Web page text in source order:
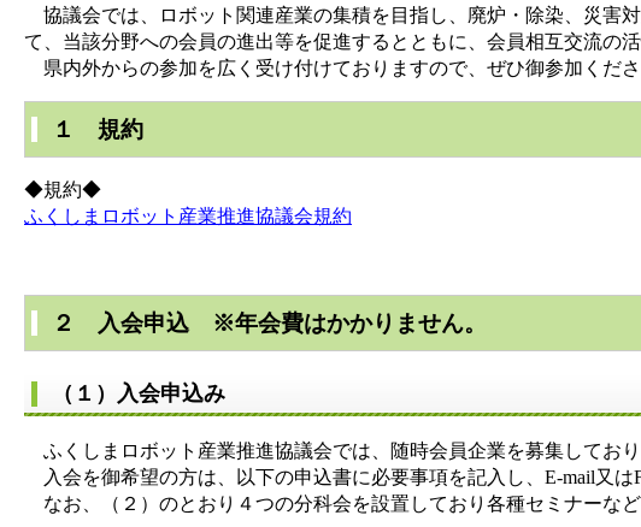
協議会では、ロボット関連産業の集積を目指し、廃炉・除染、災害
て、当該分野への会員の進出等を促進するとともに、会員相互交流の
県内外からの参加を広く受け付けておりますので、ぜひ御参加くださ
１ 規約
◆規約◆
ふくしまロボット産業推進協議会規約
２ 入会申込 ※年会費はかかりません。
（１）入会申込み
ふくしまロボット産業推進協議会では、随時会員企業を募集しており
入会を御希望の方は、以下の申込書に必要事項を記入し、E-mail又は
なお、（２）のとおり４つの分科会を設置しており各種セミナーな